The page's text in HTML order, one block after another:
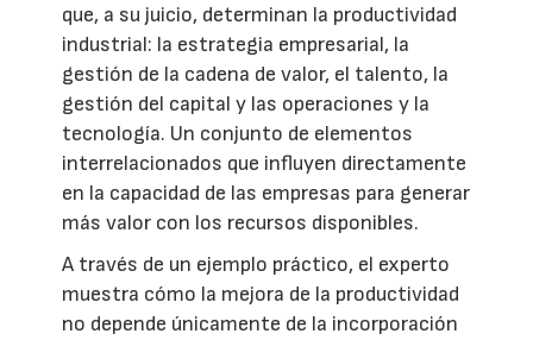
que, a su juicio, determinan la productividad
industrial: la estrategia empresarial, la
gestión de la cadena de valor, el talento, la
gestión del capital y las operaciones y la
tecnología. Un conjunto de elementos
interrelacionados que influyen directamente
en la capacidad de las empresas para generar
más valor con los recursos disponibles.
A través de un ejemplo práctico, el experto
muestra cómo la mejora de la productividad
no depende únicamente de la incorporación